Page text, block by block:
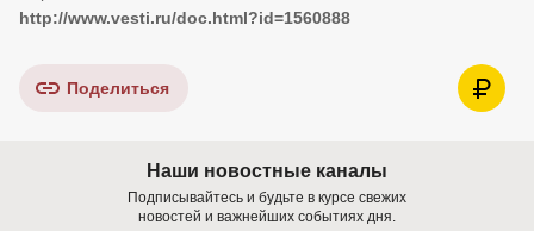
http://www.vesti.ru/doc.html?id=1560888
Поделиться
Наши новостные каналы
Подписывайтесь и будьте в курсе свежих
новостей и важнейших событиях дня.